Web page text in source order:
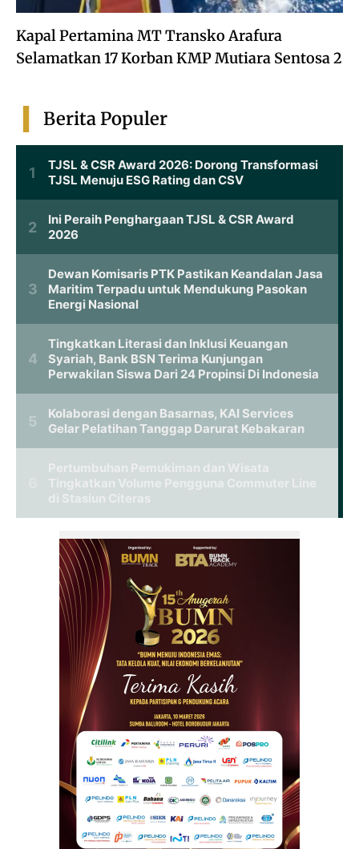
Kapal Pertamina MT Transko Arafura
Selamatkan 17 Korban KMP Mutiara Sentosa 2
Berita Populer